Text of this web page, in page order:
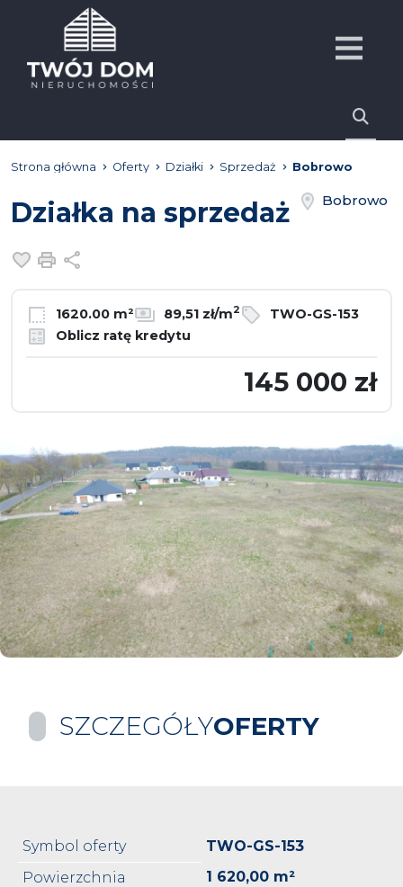
Strona główna Oferty Działki Sprzedaż Bobrowo
Działka na sprzedaż Bobrowo
Dodaj do ulubionych
Drukuj
1620.00 m² 89,51 zł/m2
TWO-GS-153
Oblicz ratę kredytu
145 000 zł
SZCZEGÓŁYOFERTY
Symbol oferty
TWO-GS-153
Powierzchnia
1 620,00 m²